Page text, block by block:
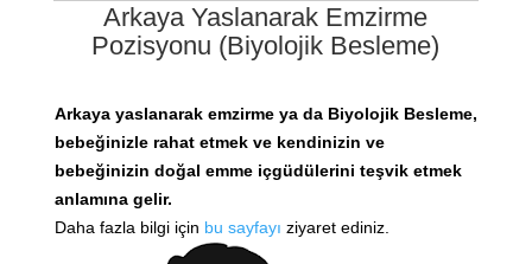
Arkaya Yaslanarak Emzirme
Pozisyonu (Biyolojik Besleme)
Arkaya yaslanarak emzirme ya da Biyolojik Besleme,
bebeğinizle rahat etmek ve kendinizin ve
bebeğinizin doğal emme içgüdülerini teşvik etmek
anlamına gelir.
Daha fazla bilgi için bu sayfayı ziyaret ediniz.